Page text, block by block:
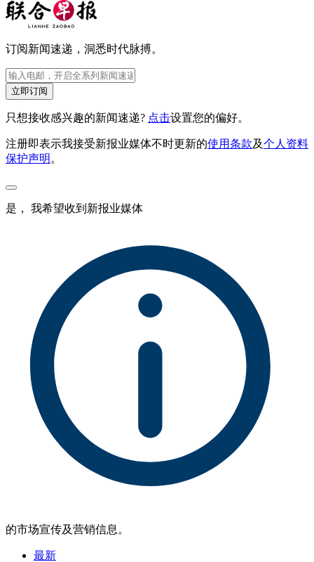
订阅新闻速递，洞悉时代脉搏。
立即订阅
只想接收感兴趣的新闻速递? 点击设置您的偏好。
注册即表示我接受新报业媒体不时更新的使用条款及个人资料
保护声明 。
是， 我希望收到新报业媒体
的市场宣传及营销信息。
最新